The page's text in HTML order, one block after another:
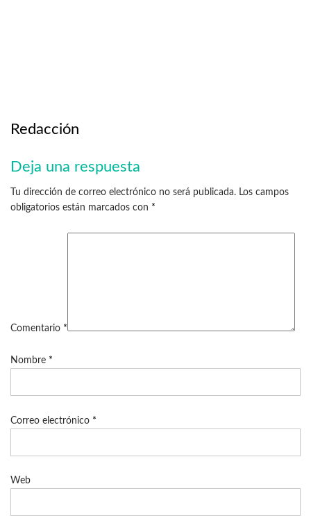
Redacción
Deja una respuesta
Tu dirección de correo electrónico no será publicada. Los campos
obligatorios están marcados con *
Comentario *
Nombre *
Correo electrónico *
Web